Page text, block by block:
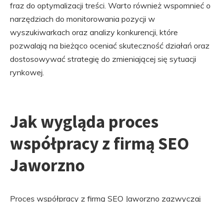
fraz do optymalizacji treści. Warto również wspomnieć o
narzędziach do monitorowania pozycji w
wyszukiwarkach oraz analizy konkurencji, które
pozwalają na bieżąco oceniać skuteczność działań oraz
dostosowywać strategię do zmieniającej się sytuacji
rynkowej.
Jak wygląda proces
współpracy z firmą SEO
Jaworzno
Proces współpracy z firmą SEO Jaworzno zazwyczaj